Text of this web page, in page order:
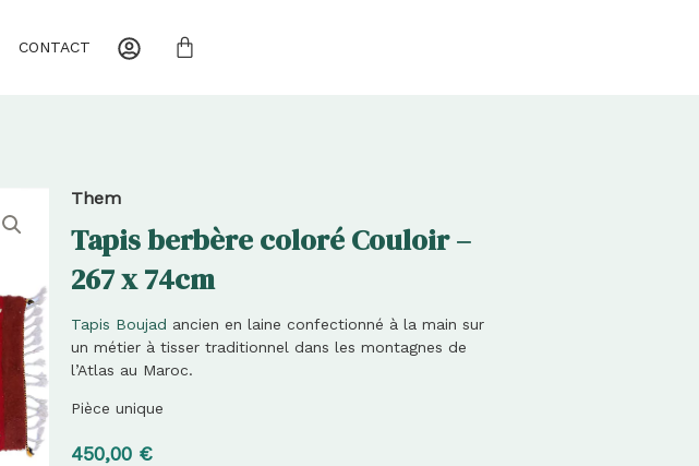
CONTACT
Them
Tapis berbère coloré Couloir –
267 x 74cm
Tapis Boujad ancien en laine confectionné à la main sur
un métier à tisser traditionnel dans les montagnes de
l’Atlas au Maroc.
Pièce unique
450,00 €